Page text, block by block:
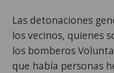
Las detonaciones
los vecinos, quienes
los bomberos
que había personas